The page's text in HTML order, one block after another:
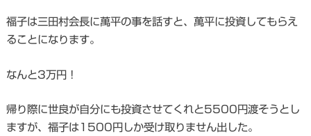
福子は三田村会長に萬平の事を話すと、萬平に投資してもらえ
ることになります。
なんと3万円！
帰り際に世良が自分にも投資させてくれと5500円渡そうとし
ますが、福子は1500円しか受け取りません出した。